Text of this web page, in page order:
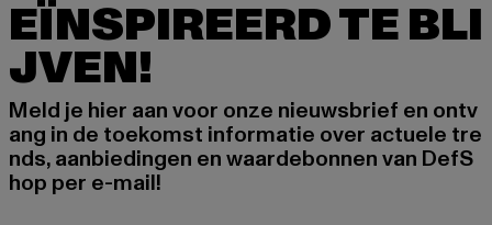
EÏNSPIREERD TE BLI
JVEN!
Meld je hier aan voor onze nieuwsbrief en ontv
ang in de toekomst informatie over actuele tre
nds, aanbiedingen en waardebonnen van DefS
hop per e-mail!